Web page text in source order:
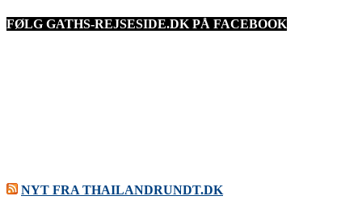
FØLG GATHS-REJSESIDE.DK PÅ FACEBOOK
NYT FRA THAILANDRUNDT.DK